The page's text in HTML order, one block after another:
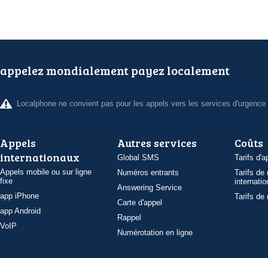
appelez mondialement payez localement
Localphone ne convient pas pour les appels vers les services d'urgence
Appels
internationaux
Appels mobile ou sur ligne
fixe
app iPhone
app Android
VoIP
Autres services
Global SMS
Numéros entrants
Answering Service
Carte d'appel
Rappel
Numérotation en ligne
Coûts
Tarifs
Tarifs de
Tarifs de